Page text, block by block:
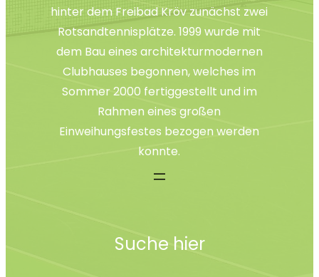
hinter dem Freibad Kröv zunächst zwei
Rotsandtennisplätze. 1999 wurde mit
dem Bau eines architekturmodernen
Clubhauses begonnen, welches im
Sommer 2000 fertiggestellt und im
Rahmen eines großen
Einweihungsfestes bezogen werden
konnte.
Suche hier